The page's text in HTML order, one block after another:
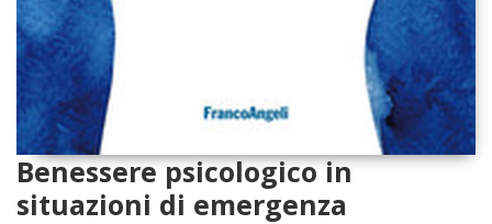
Benessere psicologico in
situazioni di emergenza